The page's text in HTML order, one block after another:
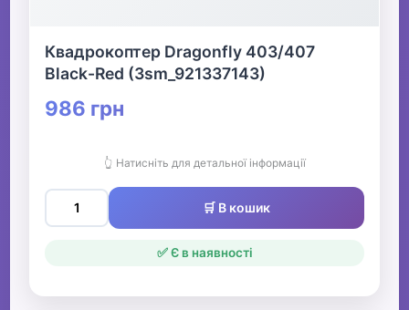
Квадрокоптер Dragonfly 403/407
Black-Red (3sm_921337143)
986 грн
👆 Натисніть для детальної інформації
🛒 В кошик
✅ Є в наявності